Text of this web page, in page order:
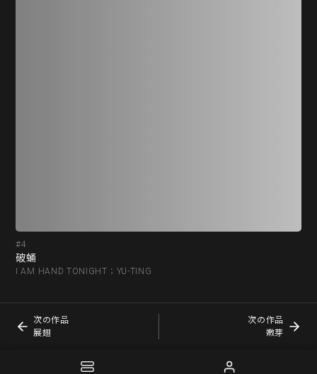
次の作品
展翅
次の作品
嫩芽
#4
破蛹
I AM HAND TONIGHT；YU-TING